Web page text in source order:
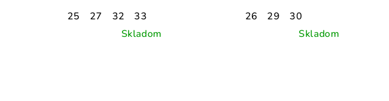
25
27 32
33
Skladom
26
29
30
Skladom